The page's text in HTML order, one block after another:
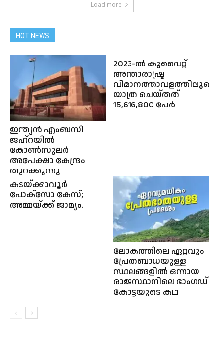
Load more
HOT NEWS
ഇന്ത്യൻ എംബസി
ജഹ്‌റയിൽ
കോൺസുലർ
അപേക്ഷാ കേന്ദ്രം
തുറക്കുന്നു
2023-ൽ കുവൈറ്റ്
അന്താരാഷ്ട്ര
വിമാനത്താവളത്തിലൂടെ
യാത്ര ചെയ്തത്
15,616,800 പേർ
കടയ്ക്കാവൂര്‍
പോക്സോ കേസ്;
അമ്മയ്ക്ക് ജാമ്യം.
ലോകത്തിലെ ഏറ്റവും
പ്രേതബാധയുള്ള
സ്ഥലങ്ങളിൽ ഒന്നായ
രാജസ്ഥാനിലെ ഭാംഗഡ്
കോട്ടയുടെ കഥ